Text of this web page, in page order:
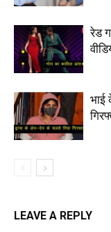
रेड
भाई
LEAVE A REPLY